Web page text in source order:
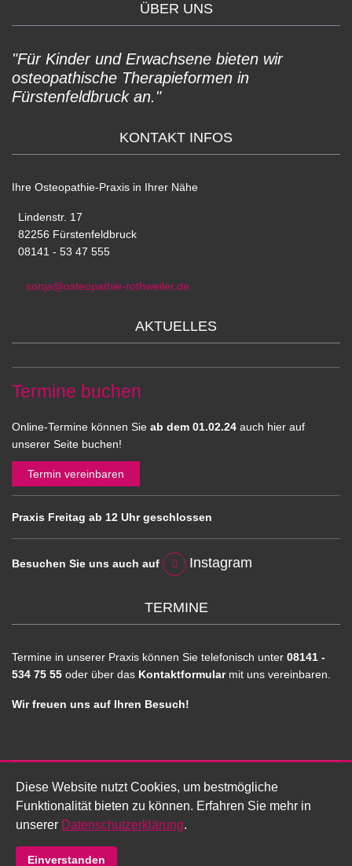
ÜBER UNS
"Für Kinder und Erwachsene bieten wir
osteopathische Therapieformen in
Fürstenfeldbruck an."
KONTAKT INFOS
Ihre Osteopathie-Praxis in Ihrer Nähe
Lindenstr. 17
82256 Fürstenfeldbruck
08141 - 53 47 555
sonja@osteopathie-rothweiler.de
AKTUELLES
Termine buchen
Online-Termine können Sie ab dem 01.02.24 auch hier auf
unserer Seite buchen!
Termin vereinbaren
Praxis Freitag ab 12 Uhr geschlossen
Besuchen Sie uns auch auf Instagram
TERMINE
Termine in unserer Praxis können Sie telefonisch unter 08141 -
534 75 55 oder über das Kontaktformularmit uns vereinbaren.
Wir freuen uns auf Ihren Besuch!
© 2026 Osteopathie Rothweiler. Designed By
Graber
Mediendesign WEBSTEP
IMPRESSUM
Diese Website nutzt Cookies, um bestmögliche
Funktionalität bieten zu können. Erfahren Sie mehr in
unserer Datenschutzerklärung.
Einverstanden